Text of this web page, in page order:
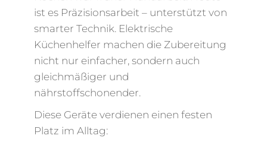
ist es Präzisionsarbeit – unterstützt von
smarter Technik. Elektrische
Küchenhelfer machen die Zubereitung
nicht nur einfacher, sondern auch
gleichmäßiger und
nährstoffschonender.
Diese Geräte verdienen einen festen
Platz im Alltag: